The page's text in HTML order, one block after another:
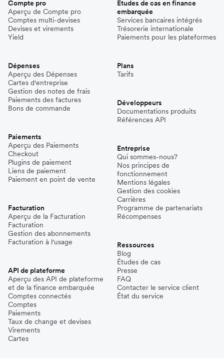
Compte pro
Aperçu de Compte pro
Comptes multi-devises
Devises et virements
Yield
Dépenses
Aperçu des Dépenses
Cartes d'entreprise
Gestion des notes de frais
Paiements des factures
Bons de commande
Paiements
Aperçu des Paiements
Checkout
Plugins de paiement
Liens de paiement
Paiement en point de vente
Facturation
Aperçu de la Facturation
Facturation
Gestion des abonnements
Facturation à l'usage
API de plateforme
Aperçu des API de plateforme
et de la finance embarquée
Comptes connectés
Comptes
Paiements
Taux de change et devises
Virements
Cartes
Études de cas en finance
embarquée
Services bancaires intégrés
Trésorerie internationale
Paiements pour les plateformes
Plans
Tarifs
Développeurs
Documentations produits
Références API
Entreprise
Qui sommes-nous?
Nos principes de
fonctionnement
Mentions légales
Gestion des cookies
Carrières
Programme de partenariats
Récompenses
Ressources
Blog
Études de cas
Presse
FAQ
Contacter le service client
État du service